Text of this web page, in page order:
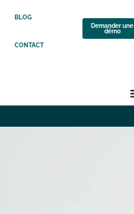
BLOG
CONTACT
Demander une
démo